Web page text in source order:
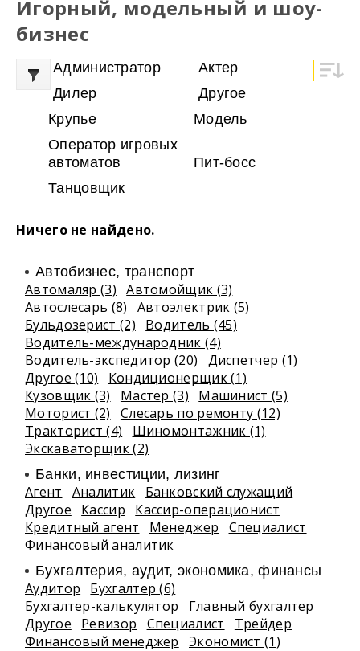
Игорный, модельный и шоу-
бизнес
Администратор
Актер
Дилер
Другое
Крупье
Модель
Оператор игровых
автоматов
Пит-босс
Танцовщик
Ничего не найдено.
Автобизнес, транспорт
Автомаляр (3)
Автомойщик (3)
Автослесарь (8)
Автоэлектрик (5)
Бульдозерист (2)
Водитель (45)
Водитель-международник (4)
Водитель-экспедитор (20)
Диспетчер (1)
Другое (10)
Кондиционерщик (1)
Кузовщик (3)
Мастер (3)
Машинист (5)
Моторист (2)
Слесарь по ремонту (12)
Тракторист (4)
Шиномонтажник (1)
Экскаваторщик (2)
Банки, инвестиции, лизинг
Агент Аналитик
Банковский служащий
Другое
Кассир
Кассир-операционист
Кредитный агент
Менеджер
Специалист
Финансовый аналитик
Бухгалтерия, аудит, экономика, финансы
Аудитор
Бухгалтер (6)
Бухгалтер-калькулятор
Главный бухгалтер
Другое
Ревизор Специалист
Трейдер
Финансовый менеджер
Экономист (1)